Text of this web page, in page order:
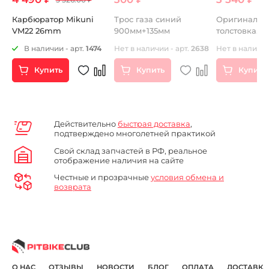
Карбюратор Mikuni
VM22 26mm
В наличии - арт. 1474
Купить
Трос газа синий
900мм+135мм
Нет в наличии - арт. 2638
Купить
толстовка
Нет в
Купить
Действительно быстрая доставка,
подтверждено многолетней практикой
Свой склад запчастей в РФ, реальное
отображение наличия на сайте
Честные и прозрачныеусловия обмена и
возврата
О НАС ОТЗЫВЫ НОВОСТИ БЛОГ ОПЛАТА ДОСТАВКА